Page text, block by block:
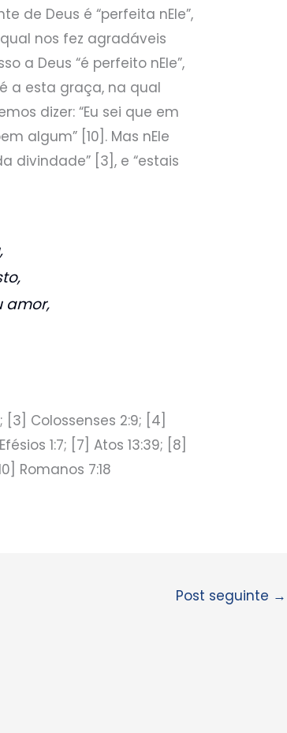
de Deus é “perfeita nEle”,
nos fez agradáveis
a Deus “é perfeito nEle”,
a esta graça, na qual
dizer: “Eu sei que em
algum” [10]. Mas nEle
divindade” [3], e “estais
amor,
[3] Colossenses 2:9; [4]
1:7; [7] Atos 13:39; [8]
Romanos 7:18
Post seguinte →